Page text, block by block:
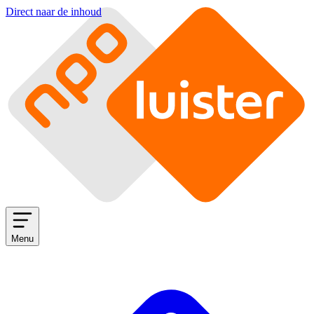
Direct naar de inhoud
Menu